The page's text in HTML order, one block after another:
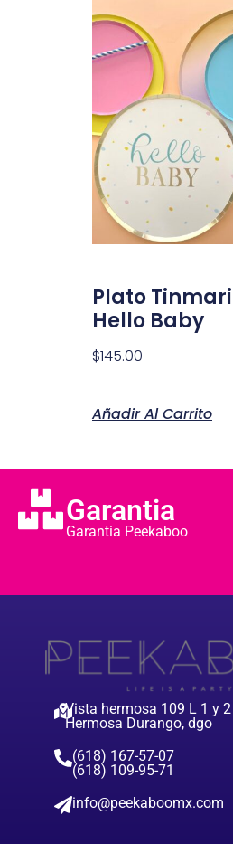
Plato
Hello Baby
$145.00
Añadir Al Carrito
Garantia
Garantia Peekaboo
Vista hermosa 109 L 1 y
Hermosa Durango, dgo
(618) 167-57-07
(618) 109-95-71
info@peekaboomx.com